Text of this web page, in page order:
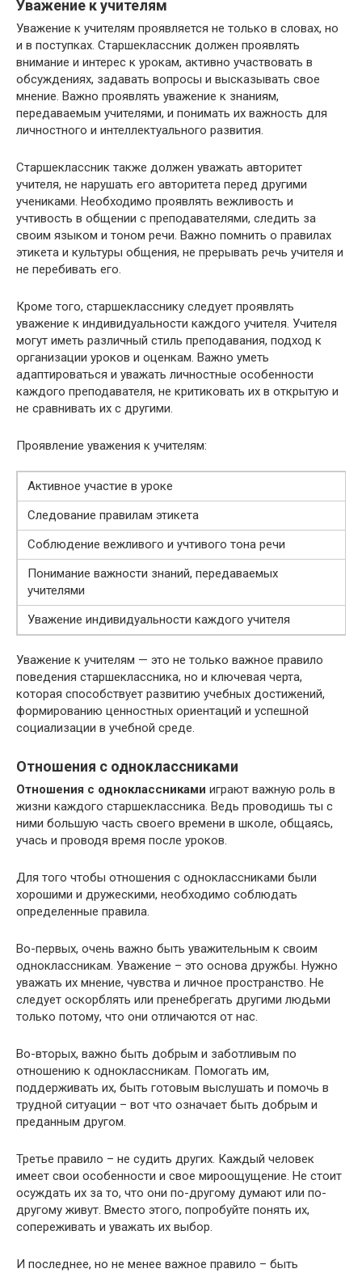
Уважение к учителям
Уважение к учителям проявляется не только в словах, но
и в поступках. Старшеклассник должен проявлять
внимание и интерес к урокам, активно участвовать в
обсуждениях, задавать вопросы и высказывать свое
мнение. Важно проявлять уважение к знаниям,
передаваемым учителями, и понимать их важность для
личностного и интеллектуального развития.
Старшеклассник также должен уважать авторитет
учителя, не нарушать его авторитета перед другими
учениками. Необходимо проявлять вежливость и
учтивость в общении с преподавателями, следить за
своим языком и тоном речи. Важно помнить о правилах
этикета и культуры общения, не прерывать речь учителя и
не перебивать его.
Кроме того, старшекласснику следует проявлять
уважение к индивидуальности каждого учителя. Учителя
могут иметь различный стиль преподавания, подход к
организации уроков и оценкам. Важно уметь
адаптироваться и уважать личностные особенности
каждого преподавателя, не критиковать их в открытую и
не сравнивать их с другими.
Проявление уважения к учителям:
Активное участие в уроке
Следование правилам этикета
Соблюдение вежливого и учтивого тона речи
Понимание важности знаний, передаваемых
учителями
Уважение индивидуальности каждого учителя
Уважение к учителям — это не только важное правило
поведения старшеклассника, но и ключевая черта,
которая способствует развитию учебных достижений,
формированию ценностных ориентаций и успешной
социализации в учебной среде.
Отношения с одноклассниками
Отношения с одноклассниками играют важную роль в
жизни каждого старшеклассника. Ведь проводишь ты с
ними большую часть своего времени в школе, общаясь,
учась и проводя время после уроков.
Для того чтобы отношения с одноклассниками были
хорошими и дружескими, необходимо соблюдать
определенные правила.
Во-первых, очень важно быть уважительным к своим
одноклассникам. Уважение – это основа дружбы. Нужно
уважать их мнение, чувства и личное пространство. Не
следует оскорблять или пренебрегать другими людьми
только потому, что они отличаются от нас.
Во-вторых, важно быть добрым и заботливым по
отношению к одноклассникам. Помогать им,
поддерживать их, быть готовым выслушать и помочь в
трудной ситуации – вот что означает быть добрым и
преданным другом.
Третье правило – не судить других. Каждый человек
имеет свои особенности и свое мироощущение. Не стоит
осуждать их за то, что они по-другому думают или по-
другому живут. Вместо этого, попробуйте понять их,
сопереживать и уважать их выбор.
И последнее, но не менее важное правило – быть